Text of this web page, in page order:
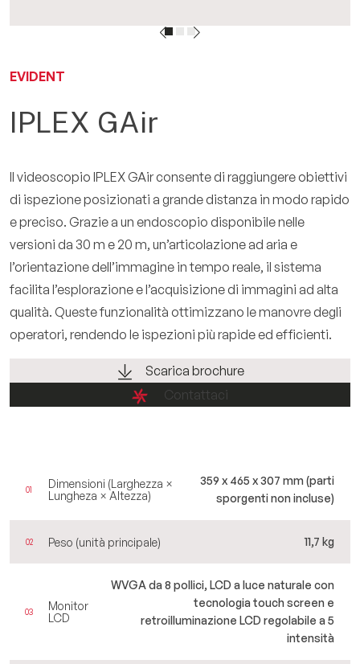
EN
EVIDENT
IPLEX GAir
Il videoscopio IPLEX GAir consente di raggiungere obiettivi
di ispezione posizionati a grande distanza in modo rapido
e preciso. Grazie a un endoscopio disponibile nelle
versioni da 30 m e 20 m, un’articolazione ad aria e
l’orientazione dell’immagine in tempo reale, il sistema
facilita l’esplorazione e l’acquisizione di immagini ad alta
qualità. Queste funzionalità ottimizzano le manovre degli
operatori, rendendo le ispezioni più rapide ed efficienti.
Scarica brochure
Contattaci
01
Dimensioni (Larghezza ×
Lungheza × Altezza)
359 x 465 x 307 mm (parti
sporgenti non incluse)
02 Peso (unità principale) 11,7 kg
03
Monitor
LCD
WVGA da 8 pollici, LCD a luce naturale con
tecnologia touch screen e
retroilluminazione LCD regolabile a 5
intensità